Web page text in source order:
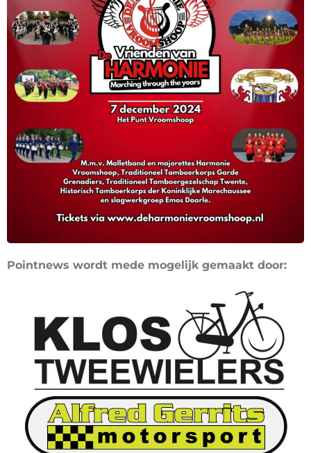
Pointnews wordt mede mogelijk gemaakt door: